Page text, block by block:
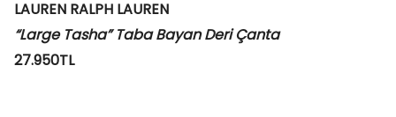
LAUREN RALPH LAUREN
“Large Tasha” Taba Bayan Deri Çanta
27.950TL